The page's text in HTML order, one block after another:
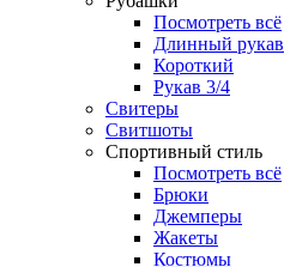
Посмотреть всё
Длинный рукав
Короткий
Рукав 3/4
Свитеры
Свитшоты
Спортивный стиль
Посмотреть всё
Брюки
Джемперы
Жакеты
Костюмы